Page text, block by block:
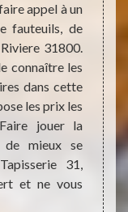
appel à un
fauteuils, de
31800.
connaître les
dans cette
les prix les
jouer la
de mieux se
31,
et ne vous
ses